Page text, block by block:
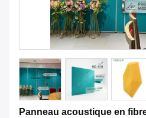
Panneau acoustique en